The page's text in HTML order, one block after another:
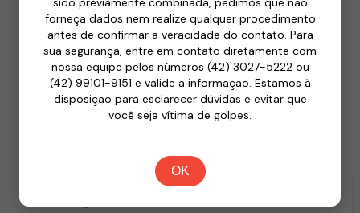
clientes com excelência em todas as
instâncias jurídicas.
Saiba mais
Assessoria jurídica eficiente para garantir
segurança e crescimento.
forneça dados nem realize qualquer procedimento
antes de confirmar a veracidade do contato. Para
sua segurança, entre em contato diretamente com
nossa equipe pelos números (42) 3027-5222 ou
(42) 99101-9151 e valide a informação. Estamos à
disposição para esclarecer dúvidas e evitar que
você seja vítima de golpes.
OK